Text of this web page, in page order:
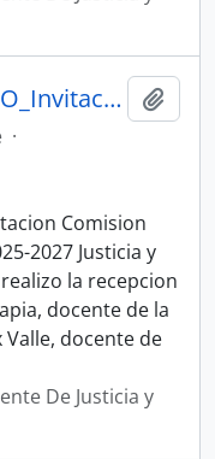
002_An-Cjee-Ne-2025-001-O_Invitacion Comision General_30-06-25, Sesion 007 Justicia y Estructura del Estado
·
Comision
2027 Justicia y
la recepcion
docente de la
Valle, docente de
De Justicia y